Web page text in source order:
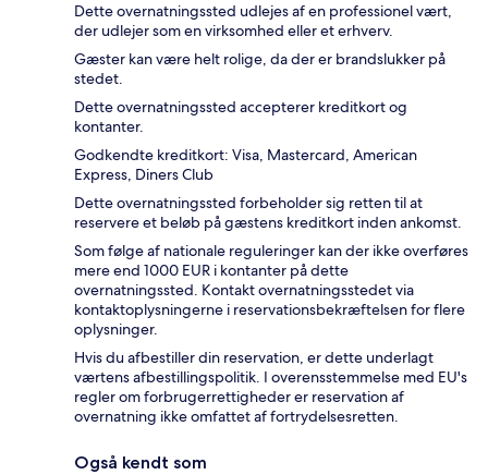
Dette overnatningssted udlejes af en professionel vært,
der udlejer som en virksomhed eller et erhverv.
Gæster kan være helt rolige, da der er brandslukker på
stedet.
Dette overnatningssted accepterer kreditkort og
kontanter.
Godkendte kreditkort: Visa, Mastercard, American
Express, Diners Club
Dette overnatningssted forbeholder sig retten til at
reservere et beløb på gæstens kreditkort inden ankomst.
Som følge af nationale reguleringer kan der ikke overføres
mere end 1000 EUR i kontanter på dette
overnatningssted. Kontakt overnatningsstedet via
kontaktoplysningerne i reservationsbekræftelsen for flere
oplysninger.
Hvis du afbestiller din reservation, er dette underlagt
værtens afbestillingspolitik. I overensstemmelse med EU's
regler om forbrugerrettigheder er reservation af
overnatning ikke omfattet af fortrydelsesretten.
Også kendt som